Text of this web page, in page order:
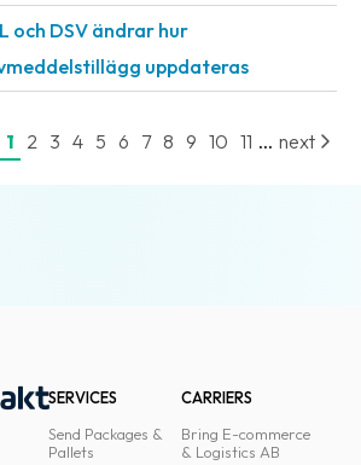
och DSV ändrar hur
uppdateras
1 2 3 4 5 6 7 8 9 10 11 ... next
SERVICES
Send Packages &
Pallets
CARRIERS
Bring E-commerce
& Logistics AB